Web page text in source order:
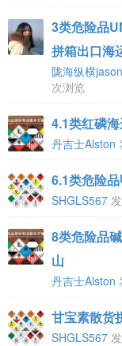
3类危险品
拼箱出口海
陇海纵横jason
次浏览
4.1类红磷
丹吉士Alston
6.1类危险
SHGLS567
8类危险品
山
丹吉士Alston
甘宝素散货
SHGLS567